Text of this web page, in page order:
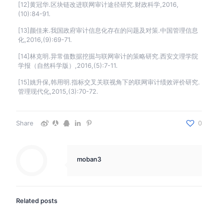
[12]黄冠华.区块链改进联网审计途径研究.财政科学,2016,
(10):84-91.
[13]颜佳来.我国政府审计信息化存在的问题及对策.中国管理信息
化,2016,(9):69-71.
[14]林克明.异常值数据挖掘与联网审计的策略研究.西安文理学院
学报（自然科学版）,2016,(5):7-11.
[15]姚升保,韩用明.指标交叉关联视角下的联网审计绩效评价研究.
管理现代化,2015,(3):70-72.
Share 0
moban3
Related posts